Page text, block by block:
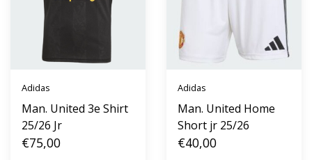
Adidas
Man. United 3e Shirt
25/26 Jr
€75,00
Adidas
Man. United Home
Short jr 25/26
€40,00